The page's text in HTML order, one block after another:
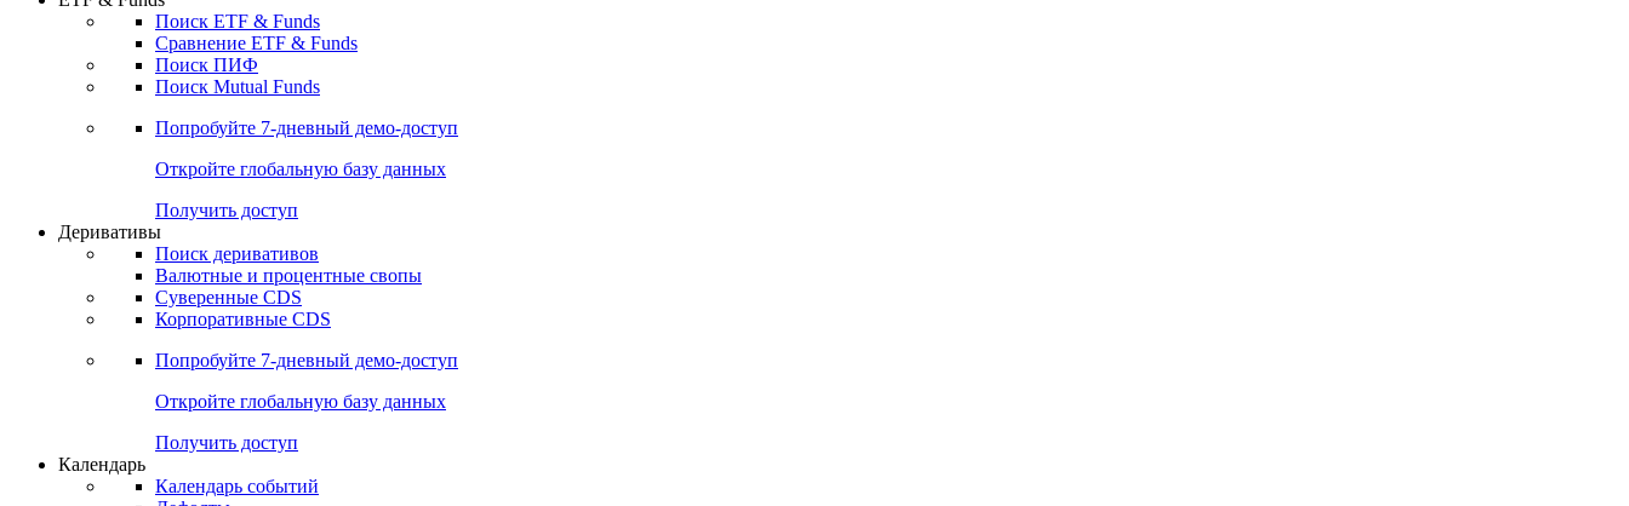
Откройте глобальную базу данных
Получить доступ
ETF & Funds
Поиск ETF & Funds
Сравнение ETF & Funds
Поиск ПИФ
Поиск Mutual Funds
Попробуйте7-дневный
Откройте глобальную базу данных
Получить доступ
Деривативы
Поиск деривативов
Валютные и процентные свопы
Суверенные CDS
Корпоративные CDS
Попробуйте7-дневный
Откройте глобальную базу данных